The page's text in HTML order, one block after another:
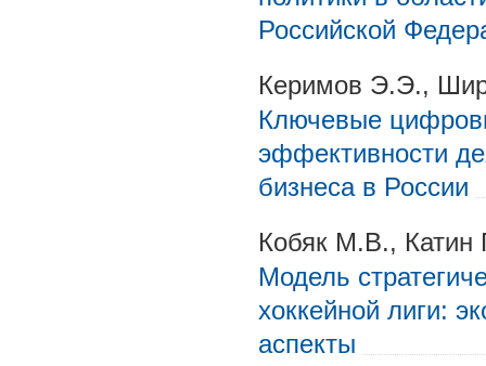
Российской
Керимов Э.Э.,
Ключевые
эффективности
бизнеса в России
Кобяк М.В., Катин
Модель
хоккейной лиги:
аспекты